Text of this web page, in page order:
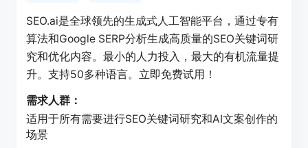
SEO.ai是全球领先的生成式人工智能平台，通过专有
算法和Google SERP分析生成高质量的SEO关键词研
究和优化内容。最小的人力投入，最大的有机流量提
升。支持50多种语言。立即免费试用！
需求人群：
适用于所有需要进行SEO关键词研究和AI文案创作的
场景